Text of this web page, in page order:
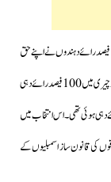
18 جولائی کو اس انتخاب کے لیے رائے دہی ہوئی تھی۔صدارتی انتخاب میں 99 فیصد رائے دہندوں نےاپنے حق
رائے دہی کااستعمال کیاتھا۔ ملک کی 11 ریاستوں اور مرکز کے زیر انتظام علاقہ پدوچیری میں 100 فیصد رائے دہی
دہلی اور پدو چیری 30 مقامات پر رائے دہی ہوئی تھی۔اس انتخاب میں
کی قانون ساز اسمبلیوں کے